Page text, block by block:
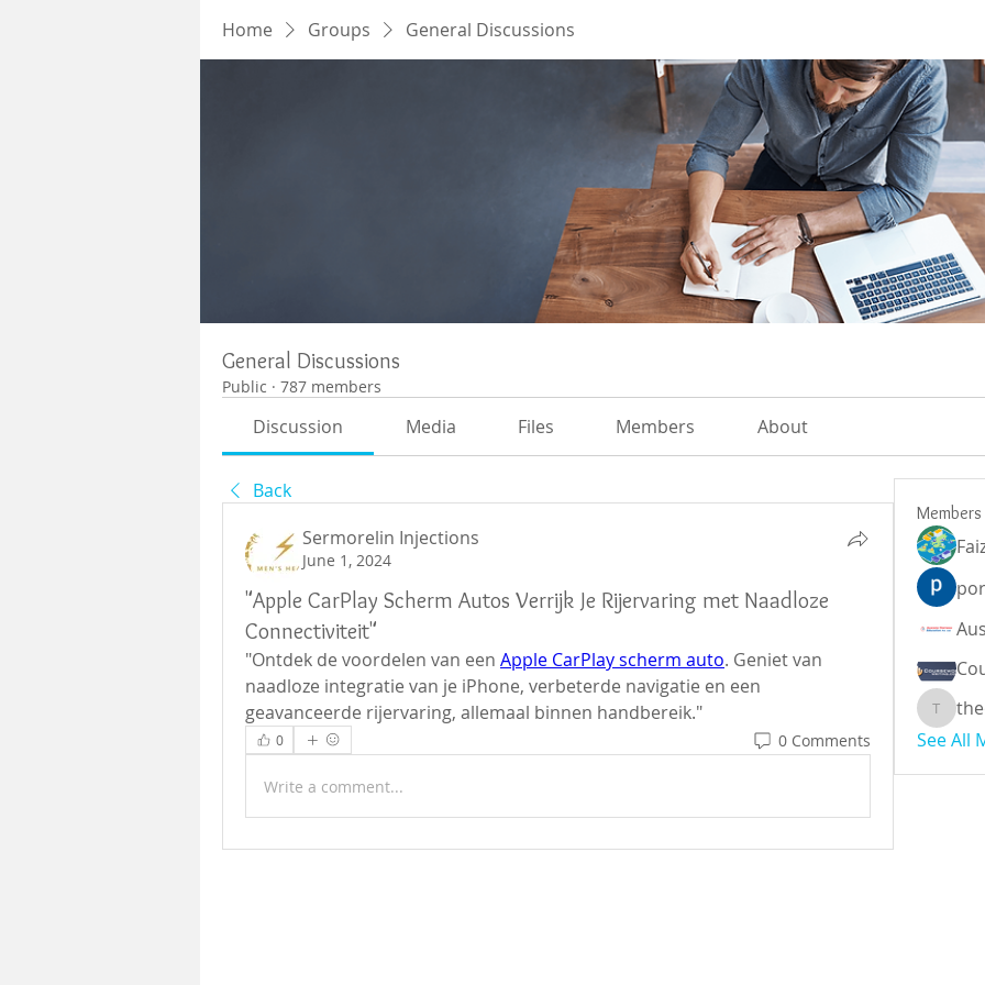
Home Groups General Discussions
General Discussions
Public · 787 members
Discussion Media Files Members About
Back
Sermorelin Injections
June 1, 2024
"Apple CarPlay Scherm Autos Verrijk Je Rijervaring met Naadloze
Connectiviteit"
"Ontdek de voordelen van een Apple CarPlay scherm auto. Geniet van
naadloze integratie van je iPhone, verbeterde navigatie en een
geavanceerde rijervaring, allemaal binnen handbereik."
0 0 Comments
Write a comment...
Members
See All